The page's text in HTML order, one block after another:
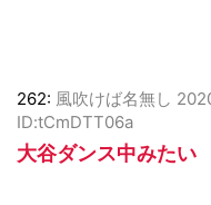
262: 風吹けば名無し
ID:tCmDTT06a
大谷ダンス中みたい